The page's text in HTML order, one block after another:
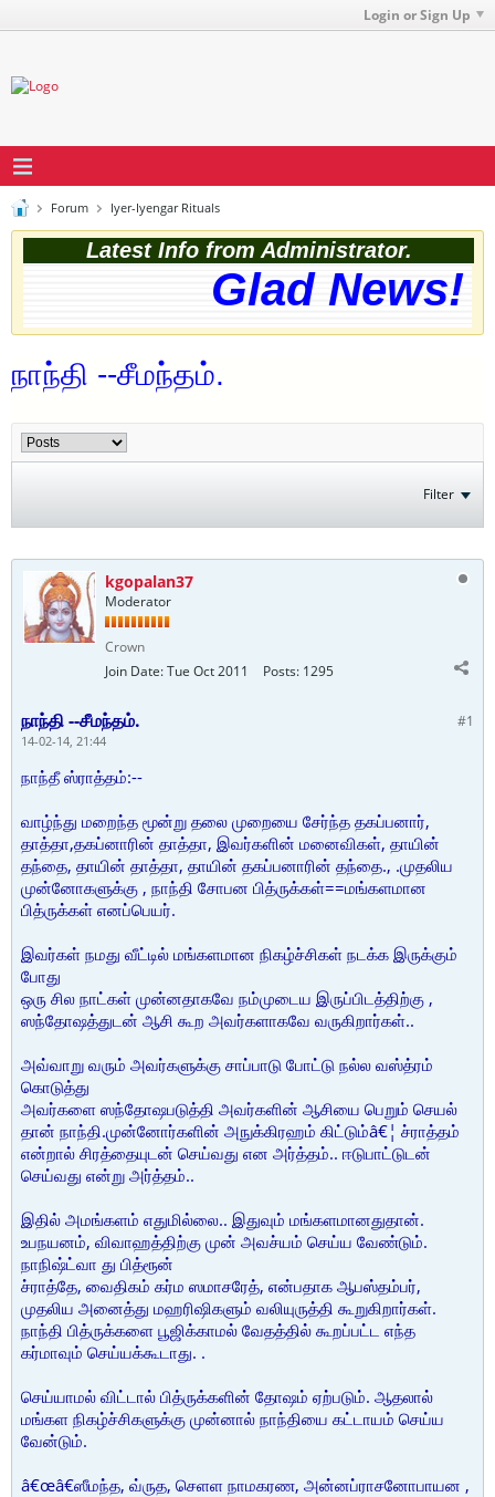
Login or Sign Up
Forum Iyer-Iyengar Rituals
Latest Info from Administrator.
Glad News!
நாந்தி --சீமந்தம்.
Filter
kgopalan37
Moderator
Crown
Join Date:Tue Oct 2011 Posts: 1295
#1
நாந்தி --சீமந்தம்.
14-02-14, 21:44
நாந்தீ ஸ்ராத்தம்:--
வாழ்ந்து மறைந்த மூன்று தலை முறையை சேர்ந்த தகப்பனார்,
தாத்தா,தகப்னாரின் தாத்தா, இவர்களின் மனைவிகள், தாயின்
தந்தை, தாயின் தாத்தா, தாயின் தகப்பனாரின் தந்தை., .முதலிய
முன்னோகளுக்கு , நாந்தி சோபன பித்ருக்கள்==மங்களமான
பித்ருக்கள் எனப்பெயர்.
இவர்கள் நமது வீட்டில் மங்களமான நிகழ்ச்சிகள் நடக்க இருக்கும்
போது
ஒரு சில நாட்கள் முன்னதாகவே நம்முடைய இருப்பிடத்திற்கு ,
ஸந்தோஷத்துடன் ஆசி கூற அவர்களாகவே வருகிறார்கள்..
அவ்வாறு வரும் அவர்களுக்கு சாப்பாடு போட்டு நல்ல வஸ்த்ரம்
கொடுத்து
அவர்களை ஸந்தோஷபடுத்தி அவர்களின் ஆசியை பெறும் செயல்
தான் நாந்தி.முன்னோர்களின் அநுக்கிரஹம் கிட்டும்â€¦ ச்ராத்தம்
என்றால் சிரத்தையுடன் செய்வது என அர்த்தம்.. ஈடுபாட்டுடன்
செய்வது என்று அர்த்தம்..
இதில் அமங்களம் எதுமில்லை.. இதுவும் மங்களமானதுதான்.
உபநயனம், விவாஹத்திற்கு முன் அவச்யம் செய்ய வேண்டும்.
நாநிஷ்ட்வா து பித்ரூன்
ச்ராத்தே, வைதிகம் கர்ம ஸமாசரேத், என்பதாக ஆபஸ்தம்பர்,
முதலிய அனைத்து மஹரிஷிகளும் வலியுருத்தி கூறுகிறார்கள்.
நாந்தி பித்ருக்களை பூஜிக்காமல் வேதத்தில் கூறப்பட்ட எந்த
கர்மாவும் செய்யக்கூடாது. .
செய்யாமல் விட்டால் பித்ருக்களின் தோஷம் ஏற்படும். ஆதலால்
மங்கள நிகழ்ச்சிகளுக்கு முன்னால் நாந்தியை கட்டாயம் செய்ய
வேன்டும்.
â€œâ€ஸீமந்த, வ்ருத, செளள நாமகரண, அன்னப்ராசனோபாயன ,